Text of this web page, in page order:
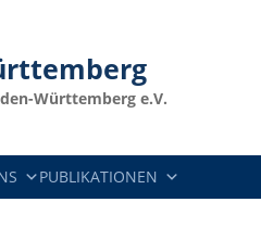
Württemberg e.V.
PUBLIKATIONEN